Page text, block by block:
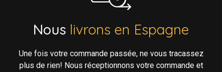
Nous livrons en Espagne
Une fois votre commande passée, ne vous tracassez
plus de rien! Nous réceptionnons votre commande et